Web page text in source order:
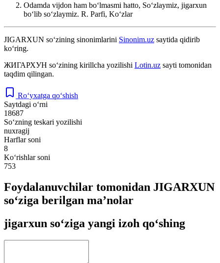
Odamda vijdon ham boʻlmasmi hatto, Soʻzlaymiz, jigarxun
boʻlib soʻzlaymiz. R. Parfi, Koʻzlar
JIGARXUN so‘zining sinonimlarini Sinonim.uz saytida qidirib
ko‘ring.
ЖИГАРХУН so‘zining kirillcha yozilishi Lotin.uz sayti tomonidan
taqdim qilingan.
Ro‘yxatga qo‘shish
Saytdagi o‘rni
18687
So‘zning teskari yozilishi
nuxragij
Harflar soni
8
Ko‘rishlar soni
753
Foydalanuvchilar tomonidan JIGARXUN
so‘ziga berilgan ma’nolar
jigarxun so‘ziga yangi izoh qo‘shing